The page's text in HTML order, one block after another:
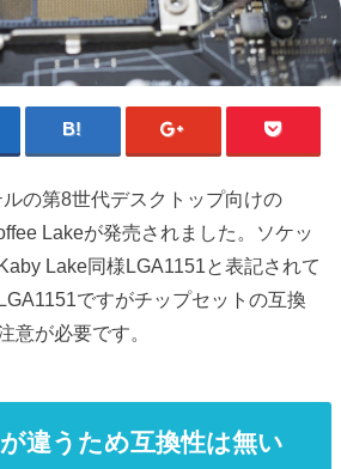
の第8世代デスクトップ向けの
Lakeが発売されました。ソケッ
Lake同様LGA1151と表記されて
ですがチップセットの互換
意が必要です。
違うため互換性は無い